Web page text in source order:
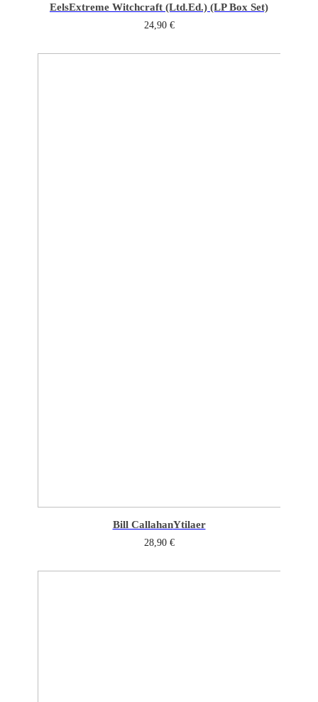
EelsExtreme Witchcraft (Ltd.Ed.) (LP Box Set)
24,90 €
Bill CallahanYtilaer
28,90 €